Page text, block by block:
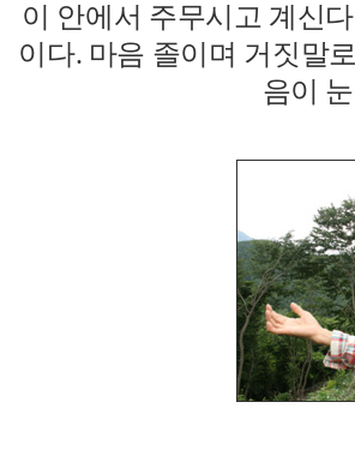
이 안에서 주무시고 계신
이다. 마음 졸이며 거짓말
음이